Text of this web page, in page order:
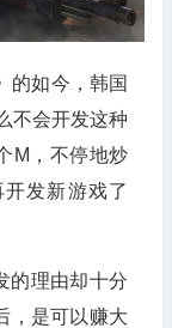
的如今，韩国
不会开发这种
M，不停地炒
发新游戏了
的理由却十分
，是可以赚大